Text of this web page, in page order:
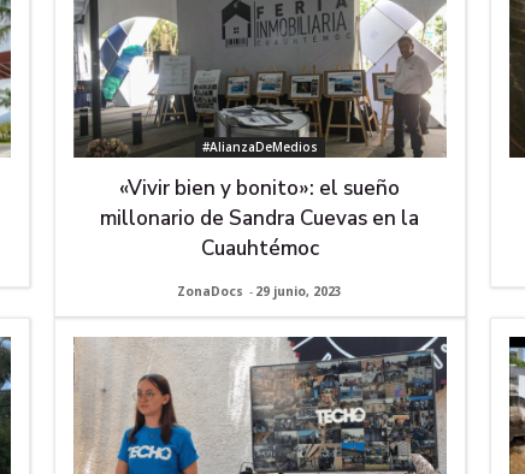
#AlianzaDeMedios
«Vivir bien y bonito»: el sueño
millonario de Sandra Cuevas en la
Cuauhtémoc
ZonaDocs - 29 junio, 2023